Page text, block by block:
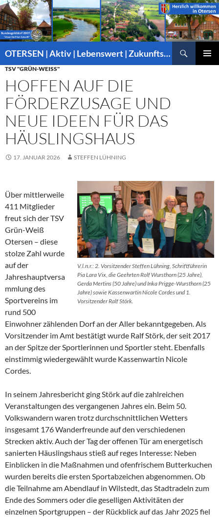
OTERSEN | Aktiv | Lebenswert | Zukunftsorientiert – mitten in Niedersachsen
INHALT
SPRINGEN
TSV "GRÜN-WEISS"
HOFFEN AUF DIE
FÖRDERZUSAGE UND
NEUE IDEEN FÜR DAS
HÄUSLINGSHAUS
17. JANUAR 2026 STEFFEN LÜHNING
V.l.n.r.: 2. Vorsitzender Steffen Lühning, Schriftführerin
Pia Lara Vix, die Geehrten Rolf Wursthorn (25 Jahre),
Gerda Mertins (50 Jahre) und Inka Prigge-Wursthorn (25
Jahre) sowie Kassenwartin Nicole Cordes und 1.
Vorsitzender Ralf Störk.
Über mittlerweile
411 Mitglieder
freut sich der TSV
Grün-Weiß
Otersen – diese
stolze Zahl wurde
auf der
Jahreshauptversa
mmlung des
Sportvereins im
rund 500
Einwohner zählenden Dorf an der Aller bekanntgegeben. Als
Vorsitzender im Amt bestätigt wurde Ralf Störk, der seit 2017
an der Spitze der Sportlerinnen und Sportler steht. Ebenfalls
einstimmig wiedergewählt wurde Kassenwartin Nicole
Cordes.
In seinem Jahresbericht ging Störk auf die zahlreichen
Veranstaltungen des vergangenen Jahres ein. Beim 50.
Volkswandern waren trotz durchschnittlichen Wetters
insgesamt 176 Wanderfreunde auf den verschiedenen
Strecken aktiv. Auch der Tag der offenen Tür am energetisch
sanierten Häuslingshaus stieß auf reges Interesse: Neben
Einblicken in die Maßnahmen und ofenfrischem Butterkuchen
wurden bereits die ersten Sportabzeichen abgenommen. Ob
die Teilnahme am Abendlauf in Wilstedt, das Stadtradeln zum
Ende des Sommers oder die geselligen Aktivitäten der
einzelnen Sportgruppen – der Rückblick auf das Jahr 2025 fiel